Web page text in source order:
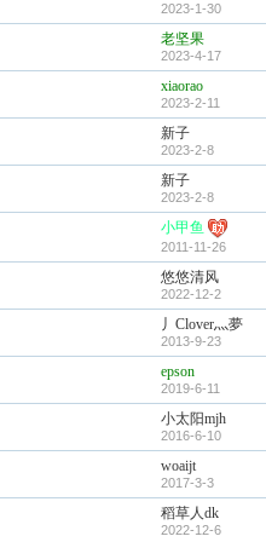
2023-1-30
老坚果
2023-4-17
xiaorao
2023-2-11
新子
2023-2-8
新子
2023-2-8
小甲鱼
2011-11-26
悠悠清风
2022-12-2
丿Clover灬夢
2013-9-23
epson
2019-6-11
小太阳mjh
2016-6-10
woaijt
2017-3-3
稻草人dk
2022-12-6